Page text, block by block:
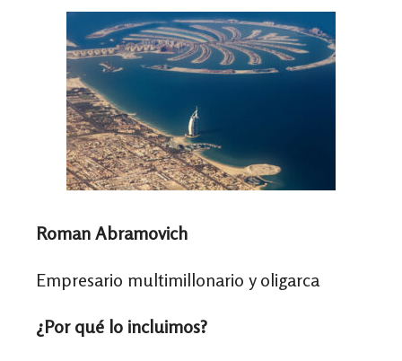
Roman Abramovich
Empresario multimillonario y oligarca
¿Por qué lo incluimos?